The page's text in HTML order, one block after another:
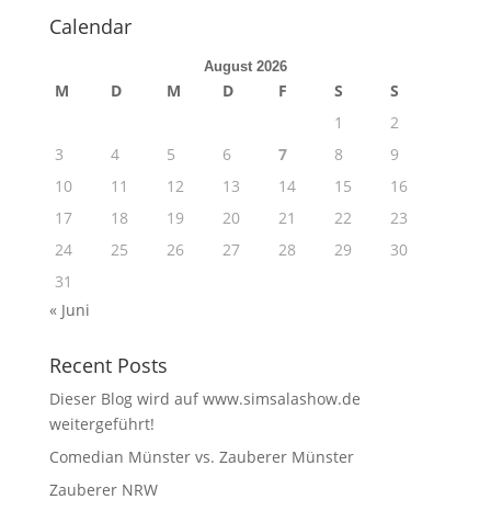
Calendar
August 2026
M D M D F S
S
1
2
3
4 5 6 7 8
9
10
11 12 13 14 15
16
17
18 19 20 21 22
23
24
25 26 27 28 29
30
31
« Juni
Recent Posts
Dieser Blog wird auf www.simsalashow.de
weitergeführt!
Comedian Münster vs. Zauberer Münster
Zauberer NRW